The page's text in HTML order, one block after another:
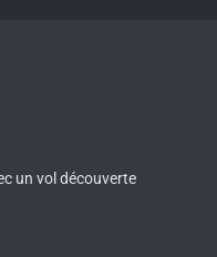
un vol découverte